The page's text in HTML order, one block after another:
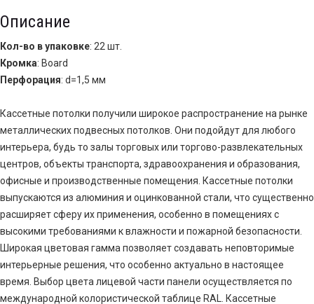
Описание
Кол-во в упаковке: 22 шт.
Кромка: Board
Перфорация: d=1,5 мм
Кассетные потолки получили широкое распространение на рынке
металлических подвесных потолков. Они подойдут для любого
интерьера, будь то залы торговых или торгово-развлекательных
центров, объекты транспорта, здравоохранения и образования,
офисные и производственные помещения. Кассетные потолки
выпускаются из алюминия и оцинкованной стали, что существенно
расширяет сферу их применения, особенно в помещениях с
высокими требованиями к влажности и пожарной безопасности.
Широкая цветовая гамма позволяет создавать неповторимые
интерьерные решения, что особенно актуально в настоящее
время. Выбор цвета лицевой части панели осуществляется по
международной колористической таблице RAL. Кассетные